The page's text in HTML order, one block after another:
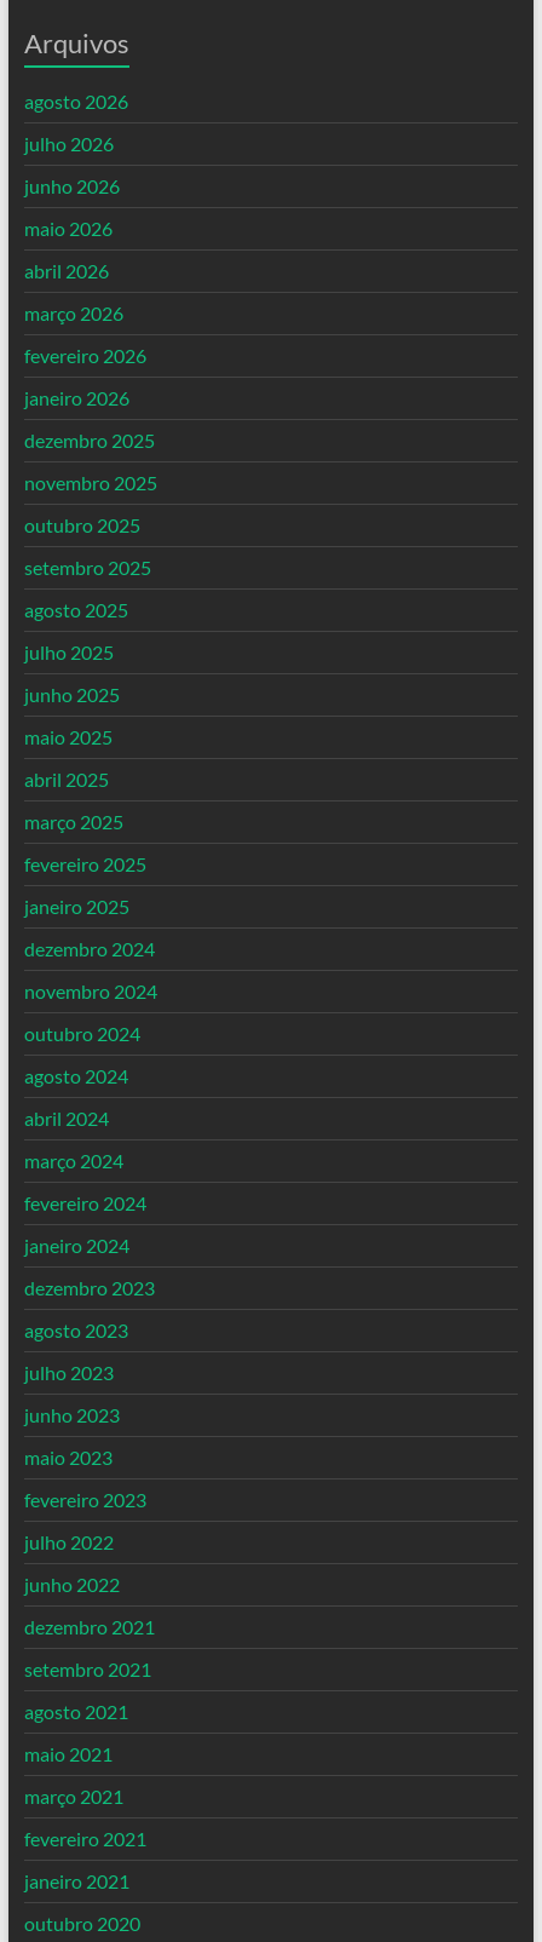
Arquivos
agosto 2026
julho 2026
junho 2026
maio 2026
abril 2026
março 2026
fevereiro 2026
janeiro 2026
dezembro 2025
novembro 2025
outubro 2025
setembro 2025
agosto 2025
julho 2025
junho 2025
maio 2025
abril 2025
março 2025
fevereiro 2025
janeiro 2025
dezembro 2024
novembro 2024
outubro 2024
agosto 2024
abril 2024
março 2024
fevereiro 2024
janeiro 2024
dezembro 2023
agosto 2023
julho 2023
junho 2023
maio 2023
fevereiro 2023
julho 2022
junho 2022
dezembro 2021
setembro 2021
agosto 2021
maio 2021
março 2021
fevereiro 2021
janeiro 2021
outubro 2020